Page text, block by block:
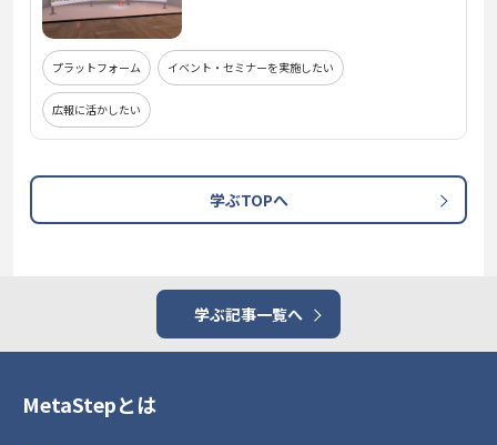
プラットフォーム イベント・セミナーを実施したい
広報に活かしたい
学ぶTOPへ
学ぶ記事一覧へ
MetaStepとは